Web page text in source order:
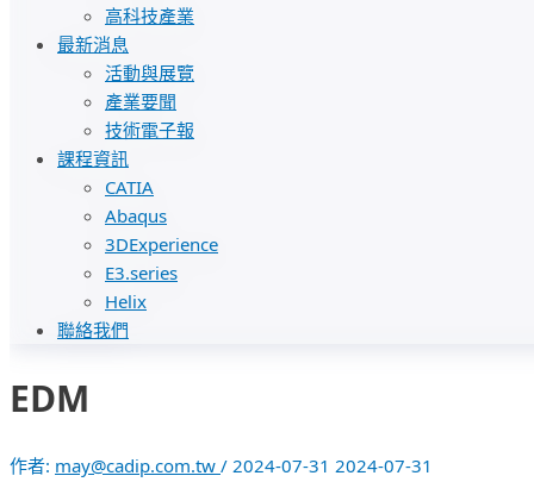
高科技產業
最新消息
活動與展覽
產業要聞
技術電子報
課程資訊
CATIA
Abaqus
3DExperience
E3.series
Helix
聯絡我們
EDM
作者: may@cadip.com.tw / 2024-07-31 2024-07-31